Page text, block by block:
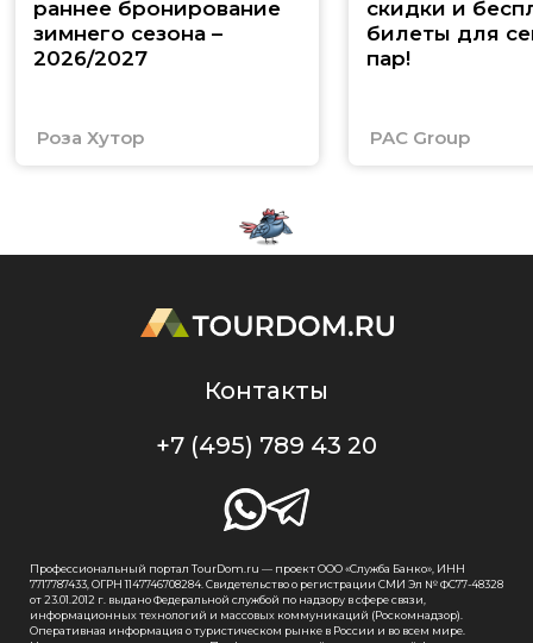
раннее бронирование
зимнего сезона –
2026/2027
Роза Хутор
скидки и
билеты для
пар!
PAC Group
Контакты
+7 (495) 789 43 20
Профессиональный портал TourDom.ru — проект ООО «Служба Банко», ИНН
7717787433, ОГРН 1147746708284. Свидетельство о регистрации СМИ Эл № ФС77-48328
от 23.01.2012 г. выдано Федеральной службой по надзору в сфере связи,
информационных технологий и массовых коммуникаций (Роскомнадзор).
Оперативная информация о туристическом рынке в России и во всем мире.